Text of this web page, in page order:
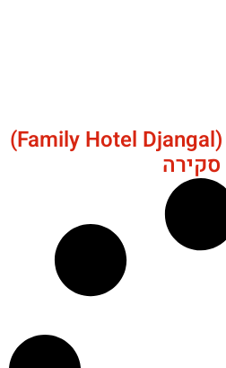
מלון דיאנגל בנסקו (Family Hotel Djangal)